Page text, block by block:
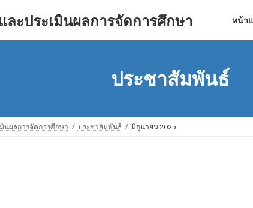
ละประเมินผลการจัดการศึกษา หน้า
ประชาสัมพันธ์
นผลการจัดการศึกษา ประชาสัมพันธ์ มิถุนายน 2025